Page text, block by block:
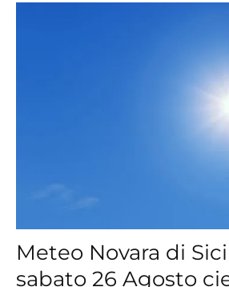
Meteo Novara di
sabato 26 Agosto